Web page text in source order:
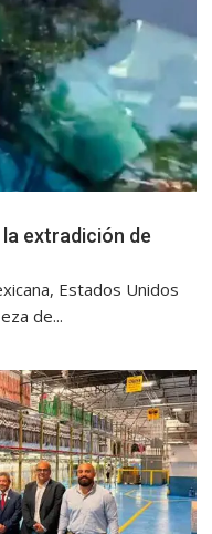
extradición de
Estados Unidos
de...